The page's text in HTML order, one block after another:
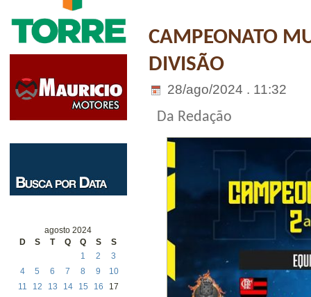
agosto 2024
D
S T Q Q S S
1 2
3
4
5 6 7 8 9
10
11
12 13 14 15 16
17
CAMPEONATO
DIVISÃO
28/ago/2024 . 11:32
Da Redação